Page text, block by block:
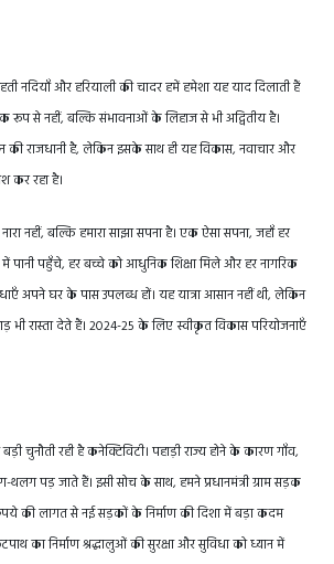
नदियाँ और हरियाली की चादर हमें हमेशा यह याद दिलाती हैं
से नहीं, बल्कि संभावनाओं के लिहाज से भी अद्वितीय है।
की राजधानी है, लेकिन इसके साथ ही यह विकास, नवाचार और
कर रहा है।
नहीं, बल्कि हमारा साझा सपना है। एक ऐसा सपना, जहाँ हर
पानी पहुँचे, हर बच्चे को आधुनिक शिक्षा मिले और हर नागरिक
अपने घर के पास उपलब्ध हों। यह यात्रा आसान नहीं थी, लेकिन
रास्ता देते हैं। 2024-25 के लिए स्वीकृत विकास परियोजनाएँ
चुनौती रही है कनेक्टिविटी। पहाड़ी राज्य होने के कारण गाँव,
पड़ जाते हैं। इसी सोच के साथ, हमने प्रधानमंत्री ग्राम सड़क
की लागत से नई सड़कों के निर्माण की दिशा में बड़ा कदम
का निर्माण श्रद्धालुओं की सुरक्षा और सुविधा को ध्यान में